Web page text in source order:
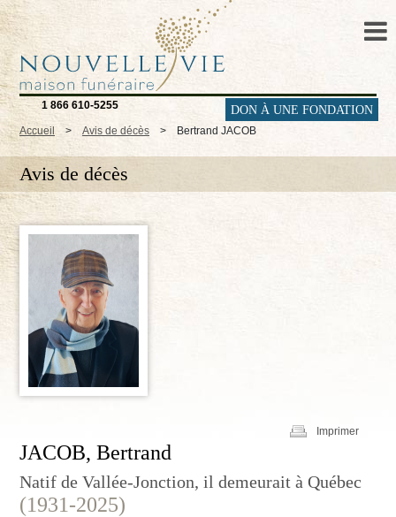
1 866 610-5255 DON À UNE FONDATION
Accueil > Avis de décès > Bertrand JACOB
Avis de décès
Imprimer
JACOB, Bertrand
Natif de Vallée-Jonction, il demeurait à Québec
(1931-2025)